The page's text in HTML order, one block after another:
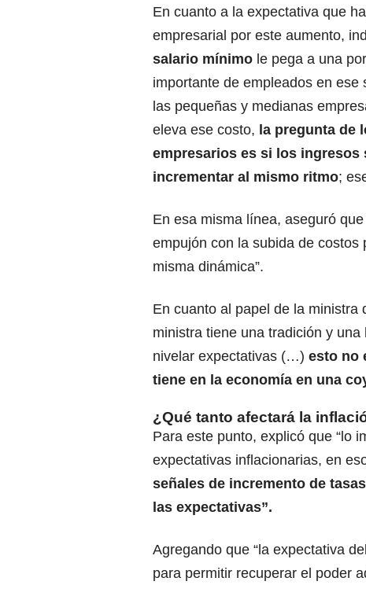
En cuanto a la expectativa que
empresarial por este aumento,
salario mínimo le pega a una
importante de empleados en ese
las pequeñas y medianas
eleva ese costo, la pregunta de
empresarios es si los ingresos
incrementar al mismo ritmo;
En esa misma línea, aseguró que
empujón con la subida de
misma dinámica”.
En cuanto al papel de la ministra
ministra tiene una tradición y
nivelar expectativas (…) esto no
tiene en la economía en una
¿Qué tanto afectará la
Para este punto, explicó que “lo
expectativas inflacionarias, en
señales de incremento de
las expectativas”.
Agregando que “la expectativa
para permitir recuperar el poder